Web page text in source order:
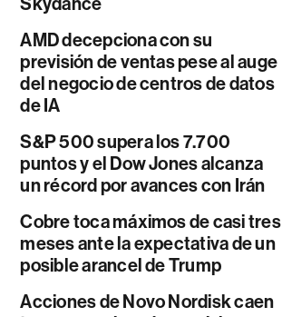
AMD decepciona con su
previsión de ventas pese al auge
del negocio de centros de datos
de IA
S&P 500 supera los 7.700
puntos y el Dow Jones alcanza
un récord por avances con Irán
Cobre toca máximos de casi tres
meses ante la expectativa de un
posible arancel de Trump
Acciones de Novo Nordisk caen